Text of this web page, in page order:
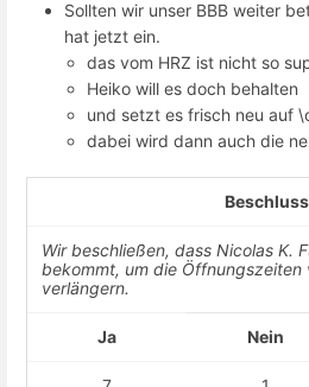
Sollten wir unser BBB weiter
hat jetzt ein.
das vom HRZ ist nicht so
Heiko will es doch behalten
und setzt es frisch neu auf
dabei wird dann auch die
Beschluss
Wir beschließen, dass Nicolas K.
bekommt, um die Öffnungszeiten
verlängern.
Ja Nein